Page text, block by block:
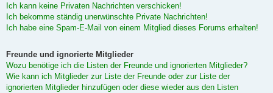
Ich kann keine Privaten Nachrichten verschicken!
Ich bekomme ständig unerwünschte Private Nachrichten!
Ich habe eine Spam-E-Mail von einem Mitglied dieses Forums erhalten!
Freunde und ignorierte Mitglieder
Wozu benötige ich die Listen der Freunde und ignorierten Mitglieder?
Wie kann ich Mitglieder zur Liste der Freunde oder zur Liste der
ignorierten Mitglieder hinzufügen oder diese wieder aus den Listen